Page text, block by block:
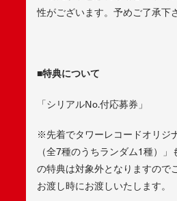
性がございます。予めご了承下
■特典について
「シリアルNo.付応募券」
※先着でタワーレコードオリジ
（全7種のうちランダム1種）
の特典は対象外となりますので
お渡し時にお渡しいたします。